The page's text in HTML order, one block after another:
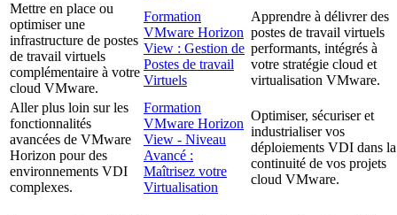
Mettre en place ou
optimiser une
infrastructure de postes
de travail virtuels
complémentaire à votre
cloud VMware.
Formation
VMware Horizon
View : Gestion de
Postes de travail
Virtuels
Apprendre à délivrer des
postes de travail virtuels
performants, intégrés à
votre stratégie cloud et
virtualisation VMware.
Aller plus loin sur les
fonctionnalités
avancées de VMware
Horizon pour des
environnements VDI
complexes.
Formation
VMware Horizon
View - Niveau
Avancé :
Maîtrisez votre
Virtualisation
Optimiser, sécuriser et
industrialiser vos
déploiements VDI dans la
continuité de vos projets
cloud VMware.